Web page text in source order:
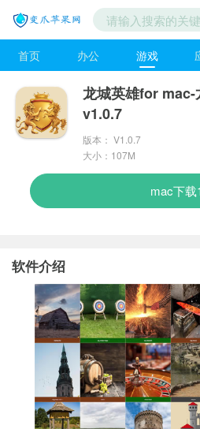
首页 办公 游戏
龙城英雄for mac-
v1.0.7
版本： V1.0.7
大小：107M
mac下载
软件介绍